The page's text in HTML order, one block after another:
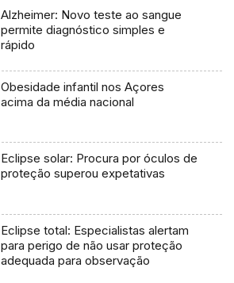
Alzheimer: Novo teste ao sangue
permite diagnóstico simples e
rápido
Obesidade infantil nos Açores
acima da média nacional
Eclipse solar: Procura por óculos de
proteção superou expetativas
Eclipse total: Especialistas alertam
para perigo de não usar proteção
adequada para observação